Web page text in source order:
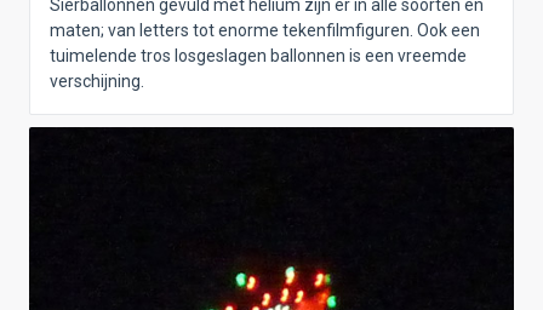
Sierballonnen gevuld met helium zijn er in alle soorten en
maten; van letters tot enorme tekenfilmfiguren. Ook een
tuimelende tros losgeslagen ballonnen is een vreemde
verschijning.